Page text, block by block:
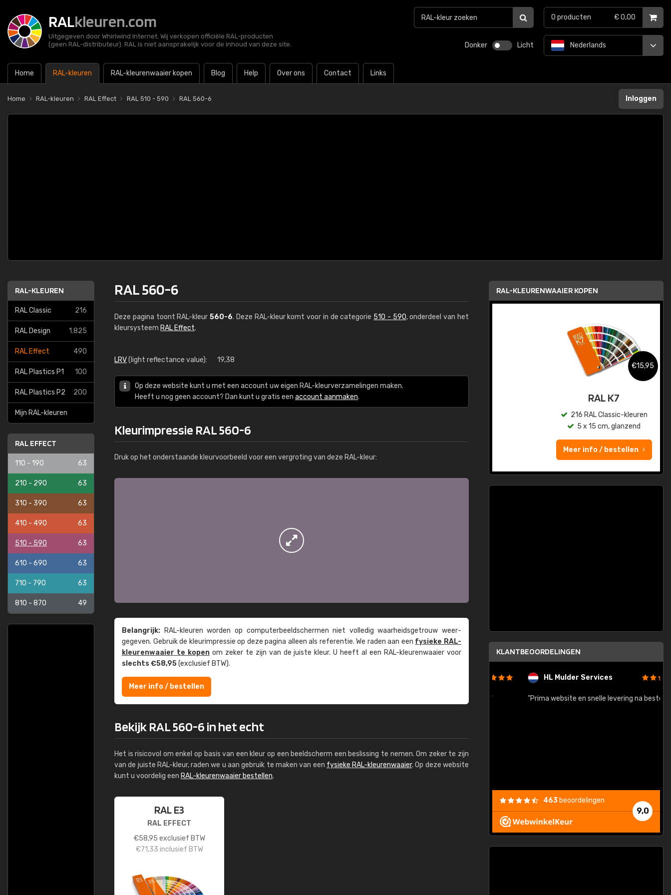
RALkleuren.com
Uitgegeven door Whirlwind Internet. Wij verkopen officiële RAL-producten
(geen RAL-distributeur). RAL is niet aansprakelijk voor de inhoud van deze site.
Donker Licht
Home RAL-kleuren RAL-kleurenwaaier kopen Blog Help Over ons Contact Links
Nederlands
0 producten € 0,00
Home RAL-kleuren RAL Effect RAL 510 - 590 RAL 560-6 Inloggen
RAL-KLEUREN
RAL Classic 216
RAL Design 1.825
RAL Effect 490
RAL Plastics P1 100
RAL Plastics P2 200
Mijn RAL-kleuren
RAL EFFECT
110 - 190 63
210 - 290 63
310 - 390 63
410 - 490 63
510 - 590 63
610 - 690 63
710 - 790 63
810 - 870 49
RAL 560-6
Deze pagina toont RAL-kleur560-6. Deze RAL-kleur komt voor in de categorie 510 - 590, onderdeel van het
kleursysteem RAL Effect.
LRV(light reflectance value): 19,38
Op deze website kunt u met een account uw eigen RAL-kleurverzamelingen maken.
Heeft u nog geen account? Dan kunt u gratis een account aanmaken.
Kleurimpressie RAL 560-6
Druk op het onderstaande kleurvoorbeeld voor een vergroting van deze RAL-kleur:
Belangrijk: RAL-kleuren worden op computer­beeld­schermen niet volledig waarheids­­getrouw weer­
gegeven. Gebruik de kleur­impressie op deze pagina alleen als referentie. We raden aan een fysieke RAL-
kleuren­waaier te kopenom zeker te zijn van de juiste kleur. U heeft al een RAL-kleuren­waaier voor
slechts €58,95(exclusief BTW).
Meer info / bestellen
Bekijk RAL 560-6 in het echt
Het is risicovol om enkel op basis van een kleur op een beeldscherm een beslissing te nemen. Om zeker te zijn
van de juiste RAL-kleur, raden we u aan gebruik te maken van een fysieke RAL-kleurenwaaier. Op deze website
kunt u voordelig een RAL-kleurenwaaier bestellen.
RAL E3
RAL EFFECT
€58,95 exclusief BTW
€71,33 inclusief BTW
RAL-KLEURENWAAIER KOPEN
RAL K7 op waterbasis
€15,95
RAL K7
216 RAL Classic-kleuren
5 x 15 cm, glanzend
Meer info / bestellen
KLANTBEOORDELINGEN
HL Mulder Services
"Prima website en snelle levering na bestelling"
9,0
463 beoordelingen